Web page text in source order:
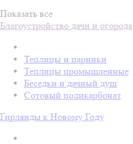
Показать все
Благоустройство дачи и огорода
Теплицы и парники
Теплицы промышленные
Беседки и дачный душ
Сотовый поликарбонат
Гирлянды к Новому Году